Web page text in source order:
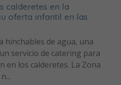
calderetes en la
oferta infantil en las
hinchables de agua, una
servicio de catering para
en los calderetes. La Zona